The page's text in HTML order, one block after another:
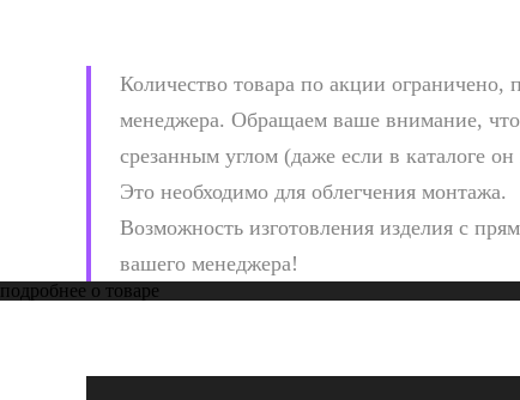
Количество товара по акции ограничено,
менеджера. Обращаем ваше внимание,
срезанным углом (даже если в каталоге
Это необходимо для облегчения монтажа.
Возможность изготовления изделия с
вашего менеджера!
подробнее о товаре